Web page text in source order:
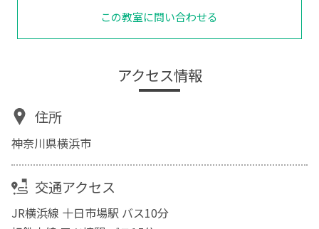
この教室に問い合わせる
アクセス情報
住所
神奈川県横浜市
交通アクセス
JR横浜線 十日市場駅 バス10分